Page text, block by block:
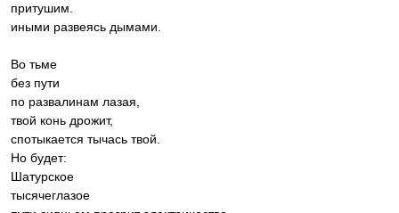
притушим.
иными развеясь дымами.
Во тьме
без пути
по развалинам лазая,
твой конь дрожит,
спотыкается тычась твой.
Но будет:
Шатурское
тысячеглазое